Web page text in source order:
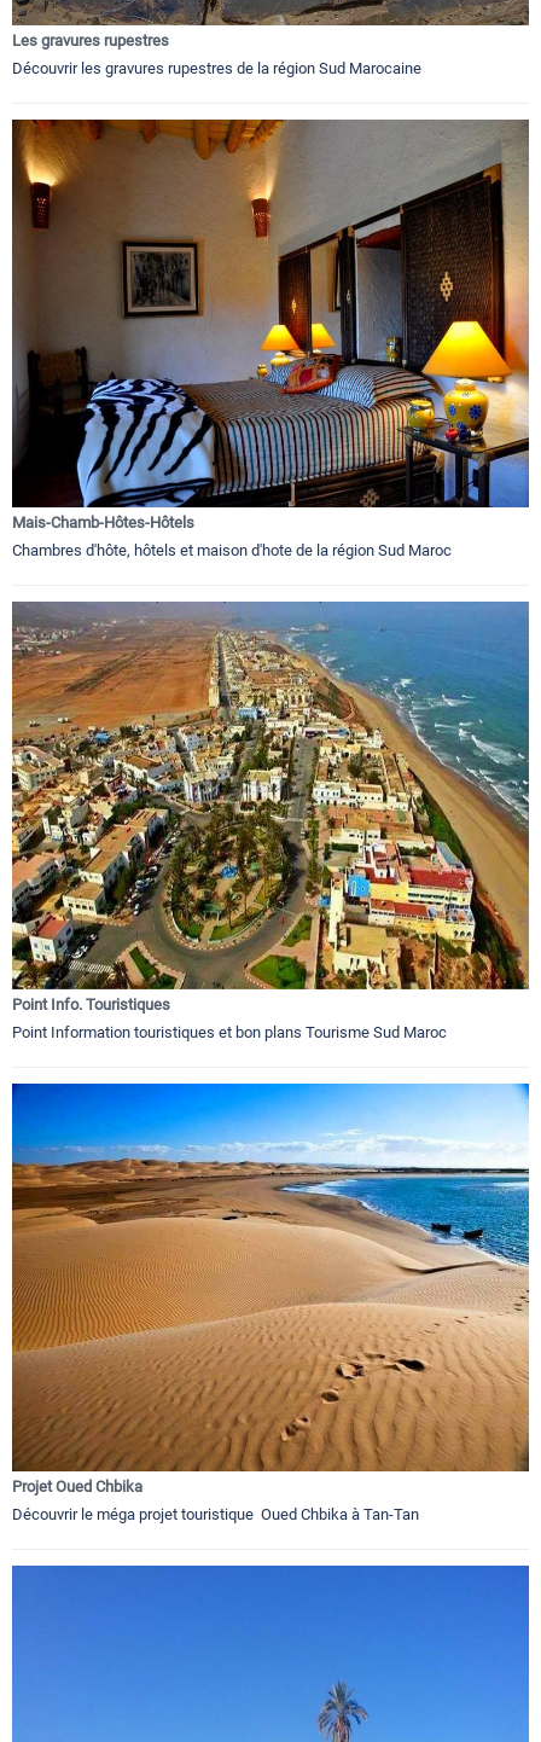
Les gravures rupestres
Découvrir les gravures rupestres de la région Sud Marocaine
Mais-Chamb-Hôtes-Hôtels
Chambres d'hôte, hôtels et maison d'hote de la région Sud Maroc
Point Info. Touristiques
Point Information touristiques et bon plans Tourisme Sud Maroc
Projet Oued Chbika
Découvrir le méga projet touristique Oued Chbika à Tan-Tan